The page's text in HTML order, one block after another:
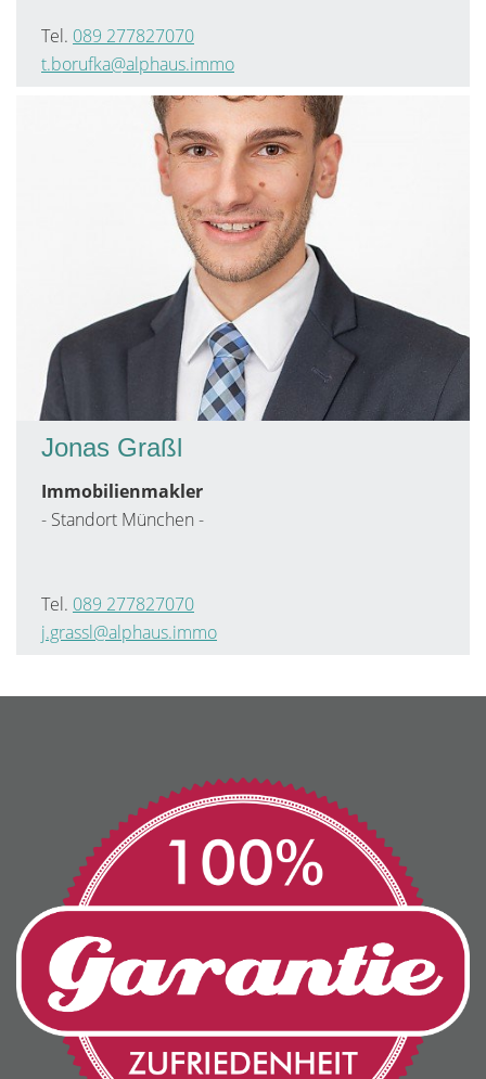
Tel. 089 277827070
t.borufka@alphaus.immo
Jonas Graßl
Immobilienmakler
- Standort München -
Tel. 089 277827070
j.grassl@alphaus.immo